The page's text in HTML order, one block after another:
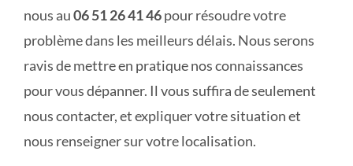
nous au06 51 26 41 46pour résoudre votre
problème dans les meilleurs délais. Nous serons
ravis de mettre en pratique nos connaissances
pour vous dépanner. Il vous suffira de seulement
nous contacter, et expliquer votre situation et
nous renseigner sur votre localisation.